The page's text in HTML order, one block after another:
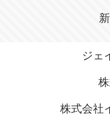
ジェ
株式会社